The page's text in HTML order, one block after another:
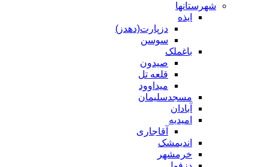
شهرستانها
ایذه
دزپارت(دهدز)
سوسن
باغملک
صیدون
قلعه تل
میداوود
مسجدسلیمان
آبادان
امیدیه
آقاجاری
اندیمشک
خرمشهر